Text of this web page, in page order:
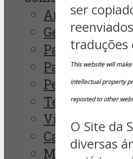
ser
traduções
This website will
intellectual property
reposted to other
O Site da
diversas
André
Gerson Borges
Paulo Pagliusi
Paulo
Peter Tarlow
Telius
Vinícius
Camilo
Milton Corrêa